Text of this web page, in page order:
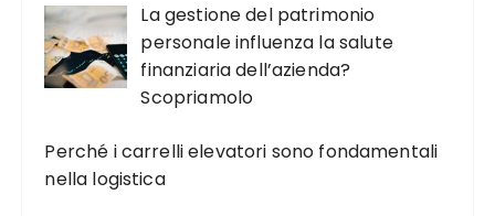
La gestione del patrimonio
personale influenza la salute
finanziaria dell’azienda?
Scopriamolo
Perché i carrelli elevatori sono fondamentali
nella logistica